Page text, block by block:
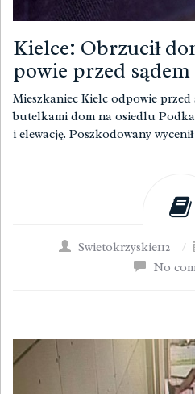
Kielce: Obrzucił
powie przed sądem
Mieszkaniec Kielc odpowie przed
butelkami dom na osiedlu
i elewację. Poszkodowany
Swietokrzyskie112 /
No